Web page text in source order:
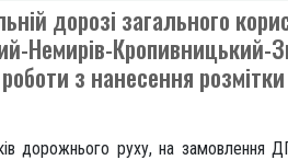
дорозі загального
Немирів-Кропивницький-
з нанесення
дорожнього руху, на замовлення